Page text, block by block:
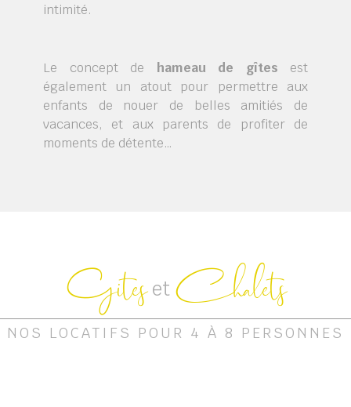
intimité.
Le concept de hameau de gîtes est
également un atout pour permettre aux
enfants de nouer de belles amitiés de
vacances, et aux parents de profiter de
moments de détente…
Giteset Chalets
NOS LOCATIFS POUR 4 À 8 PERSONNES